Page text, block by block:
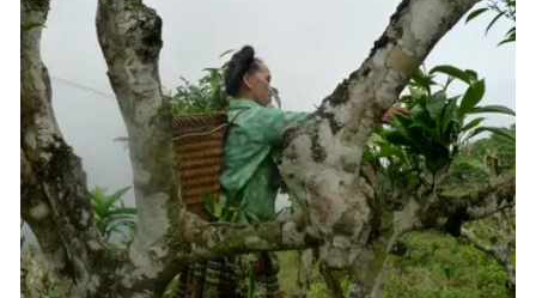
60% de la production mondiale du thé repose sur le travail
de petits exploitants. Le thé est actuellement produit dans
une cinquantaine de pays et fait vivre plus de 13 millions de
personnes. Les quatre principaux producteurs, qui
concentrent 75% de la production mondiale, sont la Chine,
l’Inde, le Sri Lanka et le Kenya. Le thé est consommé sur
les cinq continents, chaque pays l’ayant ritualisé à sa
manière. Pour mémoire les anglais consomment 2 kg de
thé/hab/an, les chinois 600 g/hab/an et les français 200
g/hab/an. Les enjeux de la filière thé, comme de
nombreuses filières agricoles aujourd'hui, sont ceux de la